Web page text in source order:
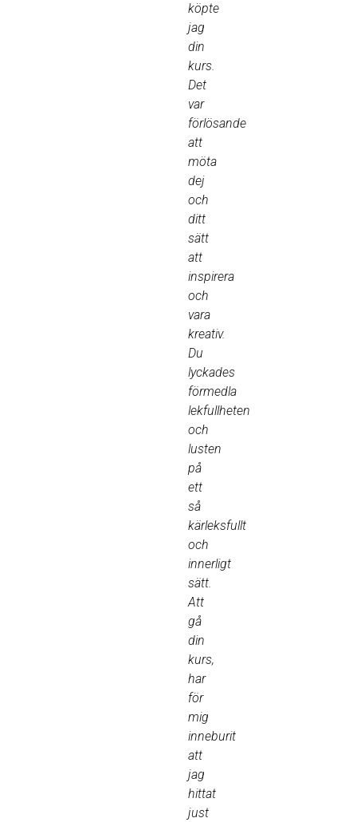
köpte
jag
din
kurs.
Det
var
förlösande
att
möta
dej
och
ditt
sätt
att
inspirera
och
vara
kreativ.
Du
lyckades
förmedla
lekfullheten
och
lusten
på
ett
så
kärleksfullt
och
innerligt
sätt.
Att
gå
din
kurs,
har
för
mig
inneburit
att
jag
hittat
just